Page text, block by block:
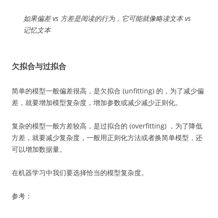
如果偏差 vs 方差是阅读的行为，它可能就像略读文本 vs
记忆文本
欠拟合与过拟合
简单的模型一般偏差很高，是欠拟合 (unfitting) 的，为了减少偏
差，就要增加模型复杂度，增加参数或减少减少正则化。
复杂的模型一般方差较高，是过拟合的 (overfitting) ，为了降低
方差，就要减少复杂度，一般用正则化方法或者换简单模型，还
可以增加数据量。
在机器学习中我们要选择恰当的模型复杂度。
参考：